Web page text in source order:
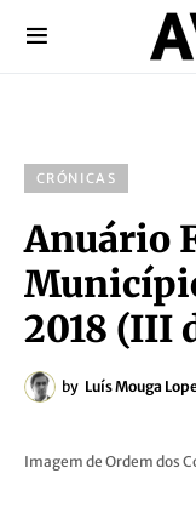
CRÓNICAS
Anuário
2018 (III
by Luís Mouga
Imagem de Ordem dos